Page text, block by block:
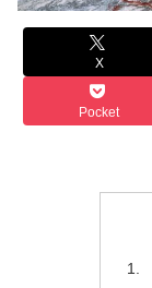
X
Pocket